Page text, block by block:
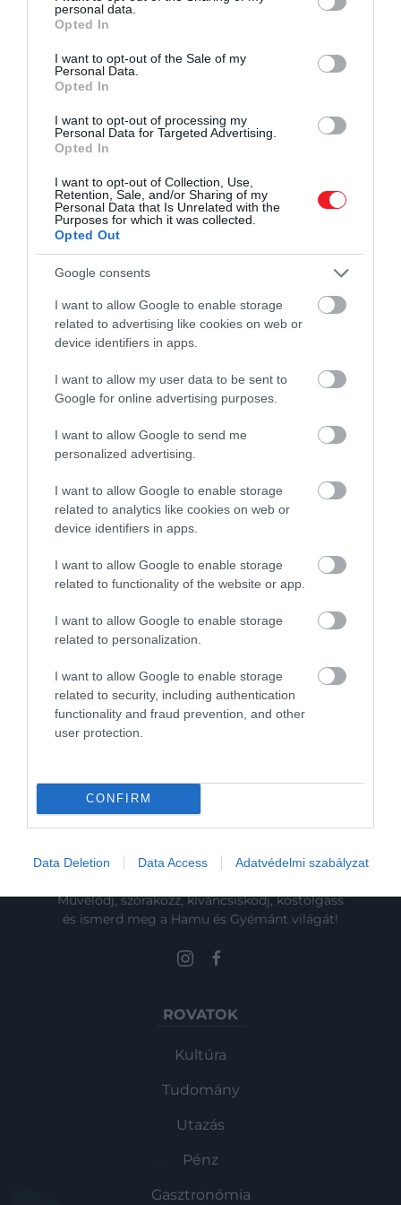
grant or deny consent to Google and its third-party tags to
use your data for below specified purposes in below Google
consent section.
personal data.
Opted In
I want to opt-out of the Sale of my
Personal Data.
Opted In
I want to opt-out of processing my
Personal Data for Targeted Advertising.
Opted In
I want to opt-out of Collection, Use,
Retention, Sale, and/or Sharing of my
Personal Data that Is Unrelated with the
Purposes for which it was collected.
Opted Out
Google consents
I want to allow Google to enable storage
related to advertising like cookies on web or
device identifiers in apps.
I want to allow my user data to be sent to
Google for online advertising purposes.
I want to allow Google to send me
personalized advertising.
I want to allow Google to enable storage
related to analytics like cookies on web or
device identifiers in apps.
I want to allow Google to enable storage
related to functionality of the website or app.
I want to allow Google to enable storage
related to personalization.
I want to allow Google to enable storage
related to security, including authentication
functionality and fraud prevention, and other
user protection.
CONFIRM
Data Deletion Data Access Adatvédelmi szabályzat
Észak-Koreában, a világ talán
legelszigeteltebb országában rengeteg
állampolgároknak. Ezek közül párat nem
például, hogy a helyiek (a nagyon ritka
kivételektől eltekintve) nem hagyhatják
el az országot, és nem kritizálhatják az
állami…
2024. AUGUSZTUS 23. ● HAMU ÉS GYÉMÁNT
4 abszurd szabály, amit
minden észak-koreai lakosnak
be…
HAMU ÉS GYÉMÁNT
Művelődj, szórakozz, kíváncsiskodj, kóstolgass
és ismerd meg a Hamu és Gyémánt világát!
ROVATOK
Kultúra
Tudomány
Utazás
Pénz
Gasztronómia